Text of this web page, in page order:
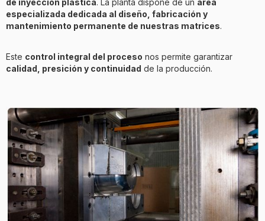
de inyección plastica. La planta dispone de un área
especializada dedicada al diseño, fabricación y
mantenimiento permanente de nuestras matrices.
Este control integral del proceso nos permite garantizar
calidad, presición y continuidad de la producción.